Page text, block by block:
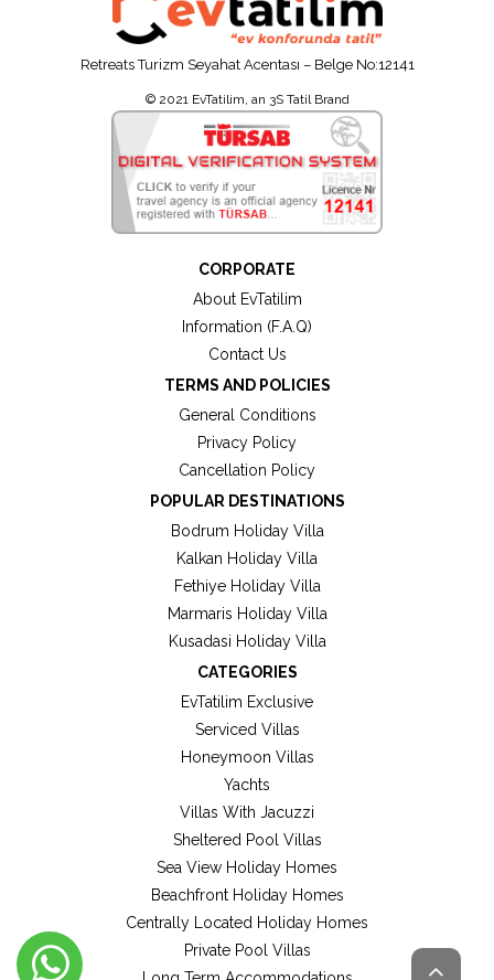
Retreats Turizm Seyahat Acentası – Belge No:12141
© 2021 EvTatilim, an 3S Tatil Brand
CORPORATE
About EvTatilim
Information (F.A.Q)
Contact Us
TERMS AND POLICIES
General Conditions
Privacy Policy
Cancellation Policy
POPULAR DESTINATIONS
Bodrum Holiday Villa
Kalkan Holiday Villa
Fethiye Holiday Villa
Marmaris Holiday Villa
Kusadasi Holiday Villa
CATEGORIES
EvTatilim Exclusive
Serviced Villas
Honeymoon Villas
Yachts
Villas With Jacuzzi
Sheltered Pool Villas
Sea View Holiday Homes
Beachfront Holiday Homes
Centrally Located Holiday Homes
Private Pool Villas